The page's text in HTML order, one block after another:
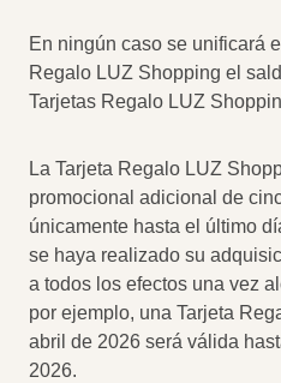
En ningún caso se unificará
Regalo LUZ Shopping el
Tarjetas Regalo LUZ
La Tarjeta Regalo LUZ
promocional adicional de
únicamente hasta el último
se haya realizado su
a todos los efectos una vez
por ejemplo, una Tarjeta
abril de 2026 será válida
2026.